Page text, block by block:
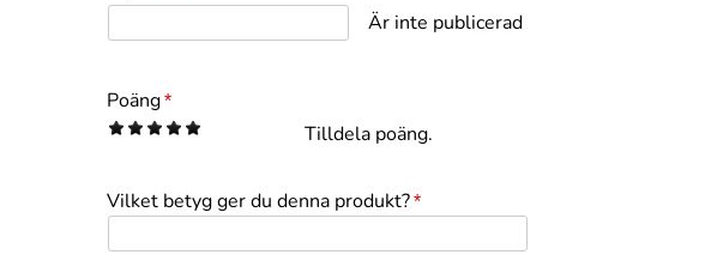
Är inte publicerad
Poäng*
1 2 3 4 5 Tilldela poäng.
Vilket betyg ger du denna produkt?*